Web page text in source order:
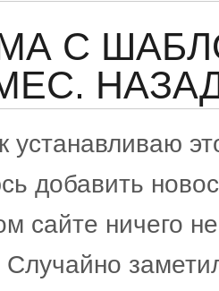
С
устанавливаю
добавить
сайте ничего